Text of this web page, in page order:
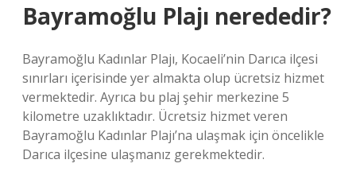
Bayramoğlu Plajı nerededir?
Bayramoğlu Kadınlar Plajı, Kocaeli’nin Darıca ilçesi
sınırları içerisinde yer almakta olup ücretsiz hizmet
vermektedir. Ayrıca bu plaj şehir merkezine 5
kilometre uzaklıktadır. Ücretsiz hizmet veren
Bayramoğlu Kadınlar Plajı’na ulaşmak için öncelikle
Darıca ilçesine ulaşmanız gerekmektedir.